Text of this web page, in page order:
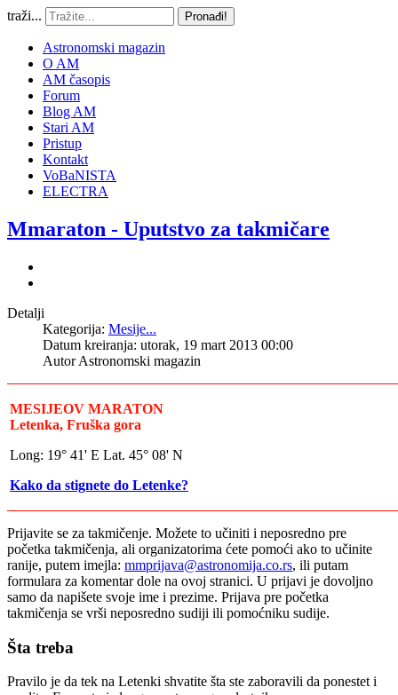
traži... Pronađi!
Astronomski magazin
O AM
AM časopis
Forum
Blog AM
Stari AM
Pristup
Kontakt
VoBaNISTA
ELECTRA
Mmaraton - Uputstvo za takmičare
Detalji
Kategorija: Mesije...
Datum kreiranja: utorak, 19 mart 2013 00:00
AutorAstronomski magazin
MESIJEOV MARATON
Letenka, Fruška gora
Long: 19° 41' E Lat. 45° 08' N
Kako da stignete do Letenke?
Prijavite se za takmičenje. Možete to učiniti i neposredno pre
početka takmičenja, ali organizatorima ćete pomoći ako to učinite
ranije, putem imejla: mmprijava​@​astronomija.co.rs, ili putam
formulara za komentar dole na ovoj stranici. U prijavi je dovoljno
samo da napišete svoje ime i prezime. Prijava pre početka
takmičenja se vrši neposredno sudiji ili pomoćniku sudije.
Šta treba
Pravilo je da tek na Letenki shvatite šta ste zaboravili da ponestet i